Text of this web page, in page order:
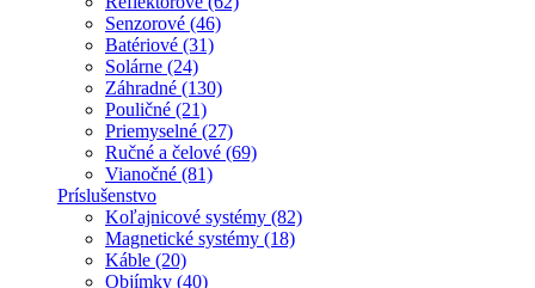
Senzorové (46)
Batériové (31)
Solárne (24)
Záhradné (130)
Pouličné (21)
Priemyselné (27)
Ručné a čelové (69)
Vianočné (81)
Príslušenstvo
Koľajnicové systémy (82)
Magnetické systémy (18)
Káble (20)
Objímky (40)